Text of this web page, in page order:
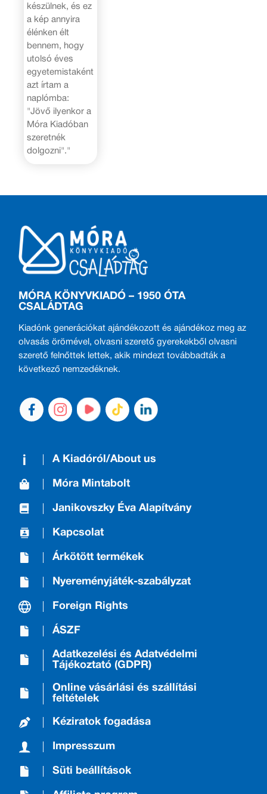
készülnek, és ez
a kép annyira
élénken élt
bennem, hogy
utolsó éves
egyetemistaként
azt írtam a
naplómba:
"Jövő ilyenkor a
Móra Kiadóban
szeretnék
dolgozni"."
MÓRA KÖNYVKIADÓ – 1950 ÓTA
CSALÁDTAG
Kiadónk generációkat ajándékozott és ajándékoz meg az
olvasás örömével, olvasni szerető gyerekekből olvasni
szerető felnőttek lettek, akik mindezt továbbadták a
következő nemzedéknek.
A Kiadóról/About us
Móra Mintabolt
Janikovszky Éva Alapítvány
Kapcsolat
Árkötött termékek
Nyereményjáték-szabályzat
Foreign Rights
ÁSZF
Adatkezelési és Adatvédelmi
Tájékoztató (GDPR)
Online vásárlási és szállítási
feltételek
Kéziratok fogadása
Impresszum
Süti beállítások